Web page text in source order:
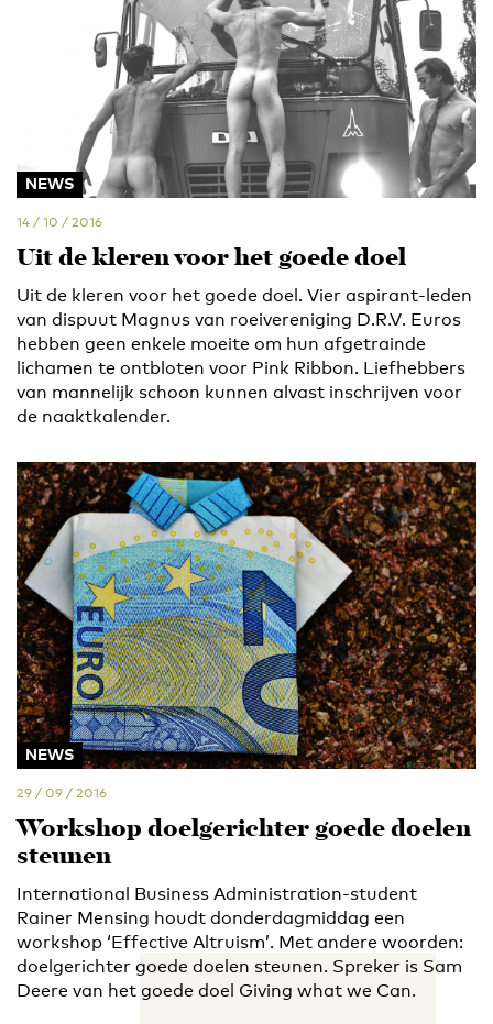
NEWS
14 / 10 / 2016
Uit de kleren voor het goede doel
Uit de kleren voor het goede doel. Vier aspirant-leden
van dispuut Magnus van roeivereniging D.R.V. Euros
hebben geen enkele moeite om hun afgetrainde
lichamen te ontbloten voor Pink Ribbon. Liefhebbers
van mannelijk schoon kunnen alvast inschrijven voor
de naaktkalender.
NEWS
29 / 09 / 2016
Workshop doelgerichter goede doelen
steunen
International Business Administration-student
Rainer Mensing houdt donderdagmiddag een
workshop ‘Effective Altruism’. Met andere woorden:
doelgerichter goede doelen steunen. Spreker is Sam
Deere van het goede doel Giving what we Can.